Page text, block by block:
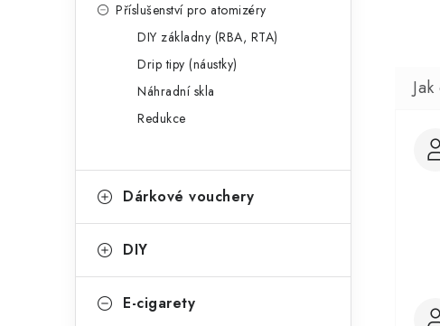
Příslušenství pro atomizéry
DIY základny (RBA, RTA)
Drip tipy (náustky)
Náhradní skla
Redukce
Dárkové vouchery
DIY
E-cigarety